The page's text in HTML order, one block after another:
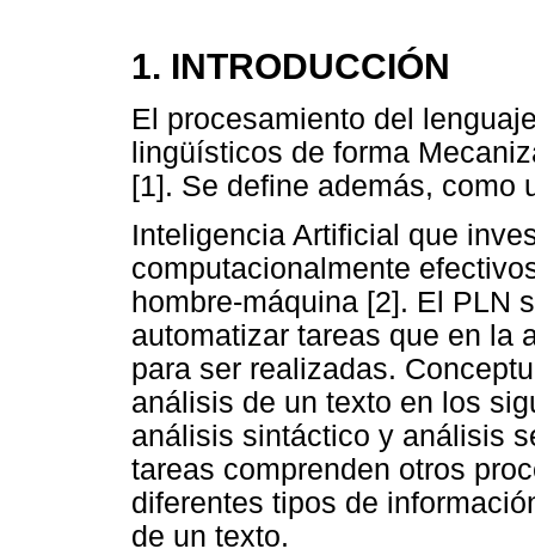
1. INTRODUCCIÓN
El procesamiento del
lingüísticos de forma
[1]. Se define además, como
Inteligencia Artificial que
computacionalmente
hombre-máquina [2]. El PLN
automatizar tareas que en la
para ser realizadas.
análisis de un texto en los
análisis sintáctico y análisis
tareas comprenden otros
diferentes tipos de
de un texto.